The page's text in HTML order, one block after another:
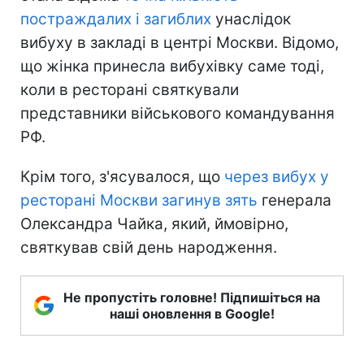
постраждалих і загиблих унаслідок
вибуху в закладі в центрі Москви. Відомо,
що жінка принесла вибухівку саме тоді,
коли в ресторані святкували
представники військового командування
РФ.
Крім того, з'ясувалося, що через вибух у
ресторані Москви загинув зять генерала
Олександра Чайка, який, ймовірно,
святкував свій день народження.
Не пропустіть головне! Підпишіться на
наші оновлення в Google!